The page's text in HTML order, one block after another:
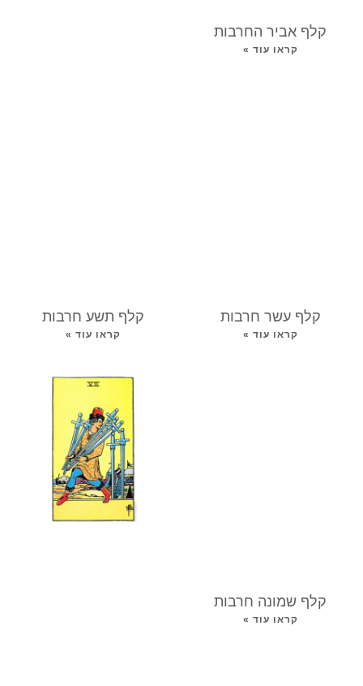
קלף אביר החרבות
קראו עוד »
קלף עשר חרבות
קראו עוד »
קלף תשע חרבות
קראו עוד »
קלף שמונה חרבות
קראו עוד »